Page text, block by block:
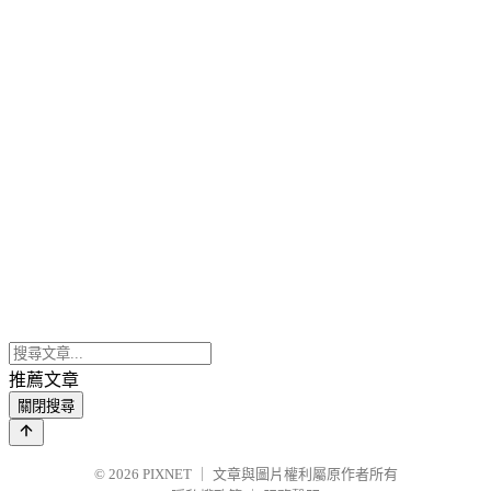
推薦文章
關閉搜尋
© 2026 PIXNET
文章與圖片權利屬原作者所有